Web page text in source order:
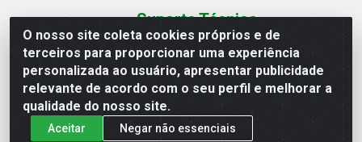
O nosso site coleta cookies próprios e de
terceiros para proporcionar uma experiência
personalizada ao usuário, apresentar publicidade
relevante de acordo com o seu perfil e melhorar a
qualidade do nosso site.
Aceitar Negar não essenciais
Suporte Técnico
Central de Atendimento
(27) 99769-7181
Linhavix Distribuidora LTDA - Avenida Alegre, 2521 -